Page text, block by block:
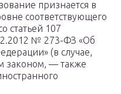
признается в
соответствующего
статьей 107
№ 273-ФЗ «Об
(в случае,
законом, — также